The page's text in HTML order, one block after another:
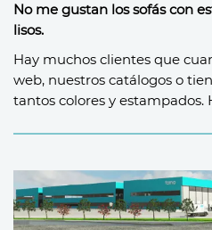
No me gustan los sofás con
lisos.
Hay muchos clientes que
web, nuestros catálogos o
tantos colores y estampados.